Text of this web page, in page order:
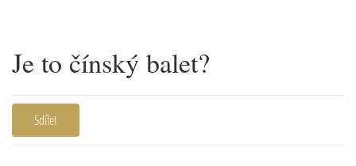
Je to čínský balet?
Sdílet